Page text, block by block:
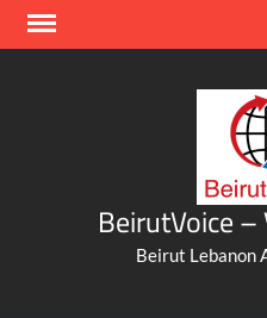
Skip
BeirutVoice
Beirut Lebanon